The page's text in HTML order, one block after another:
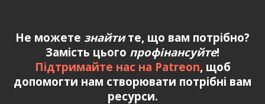
Не можете знайтите, що вам потрібно?
Замість цього профінансуйте!
Підтримайте нас на Patreon, щоб
допомогти нам створювати потрібні вам
ресурси.